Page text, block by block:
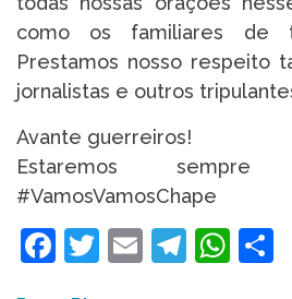
como os familiares de
Prestamos nosso respeito
jornalistas e outros
Avante guerreiros!
Estaremos
#VamosVamosChape
Facebook
Twitter
Email